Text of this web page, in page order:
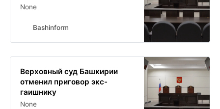
None
Bashinform
Верховный суд Башкирии
отменил приговор экс-
гаишнику
None